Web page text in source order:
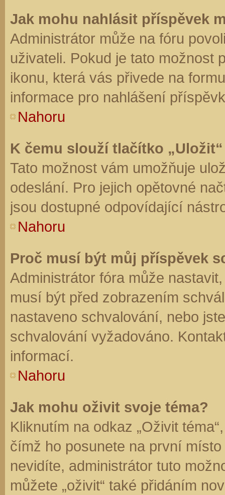
Jak mohu nahlásit příspěvek
Administrátor může na fóru
uživateli. Pokud je tato možnost
ikonu, která vás přivede na
informace pro nahlášení
Nahoru
K čemu slouží tlačítko
Tato možnost vám umožňuje
odeslání. Pro jejich opětovné
jsou dostupné odpovídající
Nahoru
Proč musí být můj příspěvek
Administrátor fóra může
musí být před zobrazením
nastaveno schvalování, nebo
schvalování vyžadováno.
informací.
Nahoru
Jak mohu oživit svoje téma?
Kliknutím na odkaz „Oživit
čímž ho posunete na první
nevidíte, administrátor tuto
můžete „oživit“ také přidáním